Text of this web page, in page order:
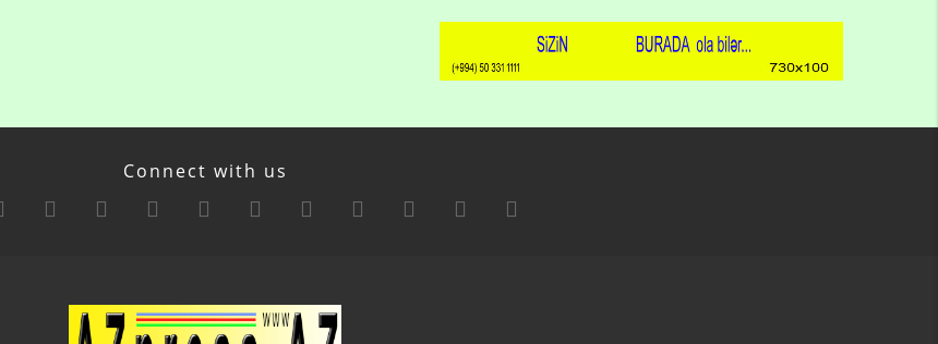
Connect with us